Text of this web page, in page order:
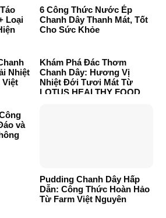
Loại
6 Công Thức Nước Ép
Chanh Dây Thanh Mát, Tốt
Cho Sức Khỏe
Nhiệt
Việt
Khám Phá Đác Thơm
Chanh Dây: Hương Vị
Nhiệt Đới Tươi Mát Từ
LOTUS HEALTHY FOOD
và
Pudding Chanh Dây Hấp
Dẫn: Công Thức Hoàn Hảo
Từ Farm Việt Nguyên